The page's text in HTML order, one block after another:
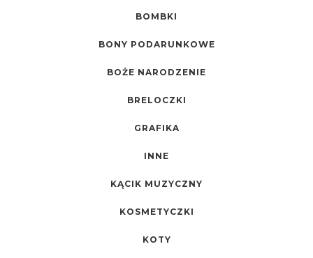
BOMBKI
BONY PODARUNKOWE
BOŻE NARODZENIE
BRELOCZKI
GRAFIKA
INNE
KĄCIK MUZYCZNY
KOSMETYCZKI
KOTY